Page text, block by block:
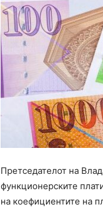
Претседателот на
функционерските
на коефициентите на